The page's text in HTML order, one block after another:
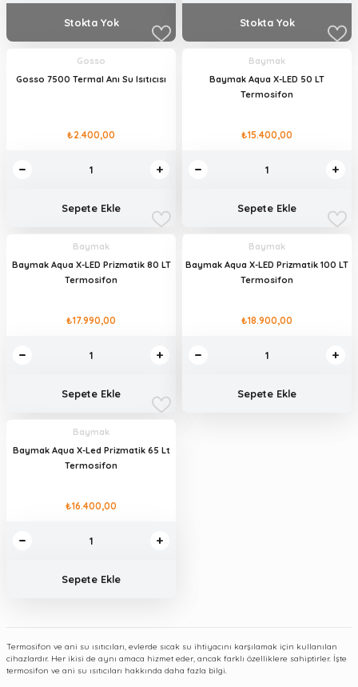
Stokta Yok Stokta Yok
Gosso
Gosso 7500 Termal Anı Su Isıtıcısı
₺2.400,00
Sepete Ekle
Baymak
Baymak Aqua X-LED 50 LT
Termosifon
₺15.400,00
Sepete Ekle
Baymak
Baymak Aqua X-LED Prizmatik 80 LT
Termosifon
₺17.990,00
Sepete Ekle
Baymak
Baymak Aqua X-LED Prizmatik 100 LT
Termosifon
₺18.900,00
Sepete Ekle
Baymak
Baymak Aqua X-Led Prizmatik 65 Lt
Termosifon
₺16.400,00
Sepete Ekle
Termosifon ve ani su ısıtıcıları, evlerde sıcak su ihtiyacını karşılamak için kullanılan
cihazlardır. Her ikisi de aynı amaca hizmet eder, ancak farklı özelliklere sahiptirler. İşte
termosifon ve ani su ısıtıcıları hakkında daha fazla bilgi.